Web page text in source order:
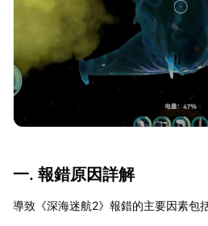
一. 報錯原因詳解
導致《深海迷航2》報錯的主要因素包